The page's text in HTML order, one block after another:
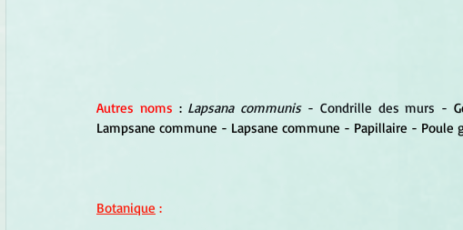
Autres noms : Lapsana communis - Condrille des murs -
Lampsane commune - Lapsane commune - Papillaire - Poule
Botanique :